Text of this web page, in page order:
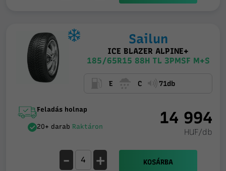
Sailun
ICE BLAZER ALPINE+
185/65R15 88H TL 3PMSF M+S
E C 71db
Feladás holnap
20+ darabRaktáron 14 994
HUF/db
- + KOSÁRBA